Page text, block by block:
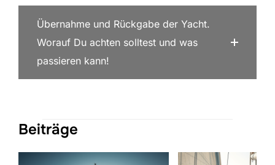
Übernahme und Rückgabe der Yacht.
Worauf Du achten solltest und was
passieren kann!
Beiträge